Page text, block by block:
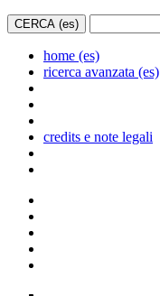
home (es)
ricerca avanzata (es)
credits e note legali